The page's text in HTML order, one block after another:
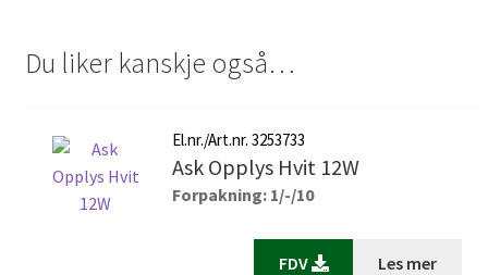
Du liker kanskje også…
El.nr./Art.nr. 3253733
Ask Opplys Hvit 12W
Forpakning: 1/-/10
FDV Les mer